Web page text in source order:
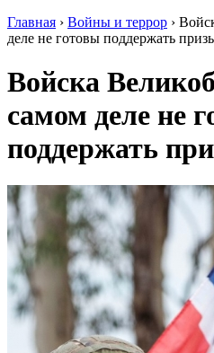
Главная › Войны и террор ›
деле не готовы поддержать
Войска
самом деле не
поддержать